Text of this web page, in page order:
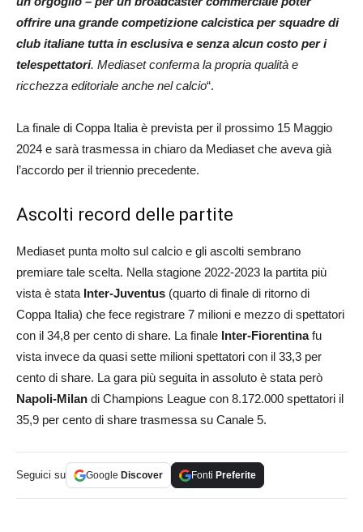
offrire una grande competizione calcistica per squadre di
club italiane tutta in esclusiva e senza alcun costo per i
telespettatori. Mediaset conferma la propria qualità e
ricchezza editoriale anche nel calcio“.
La finale di Coppa Italia è prevista per il prossimo 15 Maggio
2024 e sarà trasmessa in chiaro da Mediaset che aveva già
l’accordo per il triennio precedente.
Ascolti record delle partite
Mediaset punta molto sul calcio e gli ascolti sembrano
premiare tale scelta. Nella stagione 2022-2023 la partita più
vista è stata Inter-Juventus (quarto di finale di ritorno di
Coppa Italia) che fece registrare 7 milioni e mezzo di spettatori
con il 34,8 per cento di share. La finale Inter-Fiorentinafu
vista invece da quasi sette milioni spettatori con il 33,3 per
cento di share. La gara più seguita in assoluto è stata però
Napoli-Milan di Champions League con 8.172.000 spettatori il
35,9 per cento di share trasmessa su Canale 5.
Seguici su Google Discover Fonti Preferite